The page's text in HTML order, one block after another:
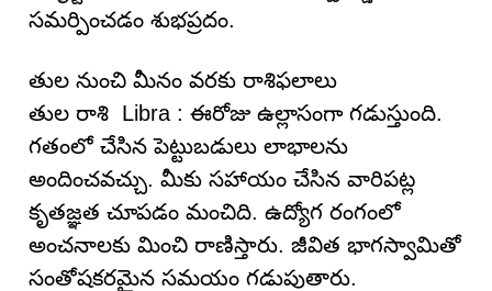
సమర్పించడం శుభప్రదం.
తుల నుంచి మీనం వరకు రాశిఫలాలు
తుల రాశి Libra : ఈరోజు ఉల్లాసంగా గడుస్తుంది.
గతంలో చేసిన పెట్టుబడులు లాభాలను
అందించవచ్చు. మీకు సహాయం చేసిన వారిపట్ల
కృతజ్ఞత చూపడం మంచిది. ఉద్యోగ రంగంలో
అంచనాలకు మించి రాణిస్తారు. జీవిత భాగస్వామితో
సంతోషకరమైన సమయం గడుపుతారు.